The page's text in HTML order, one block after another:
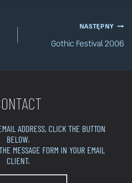
NASTĘPNY
Gothic Festival 2006
ADDRESS, CLICK THE BUTTON
BELOW.
MESSAGE FORM IN YOUR EMAIL
CLIENT.